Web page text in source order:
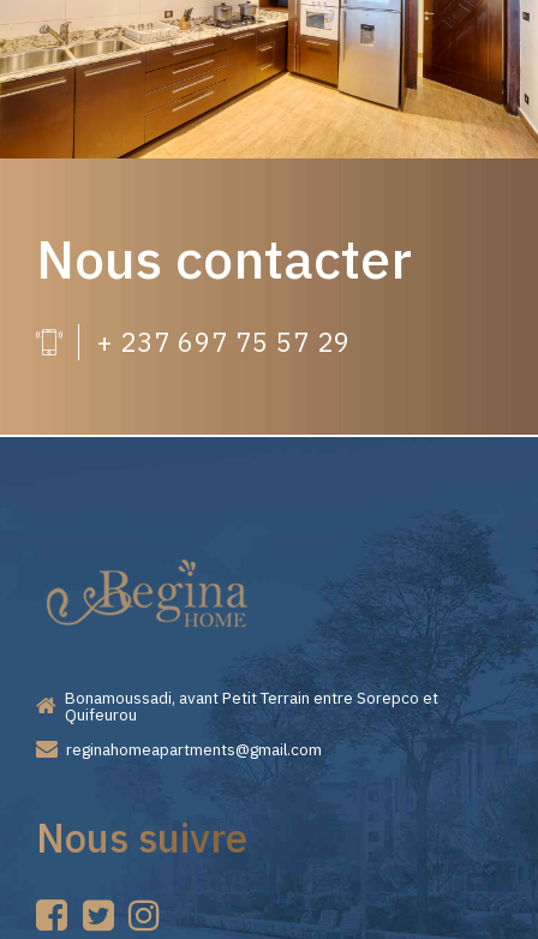
Nous contacter
+ 237 697 75 57 29
Casino
—
Premiers
Pas
sur
Choisir
Lizaro
Casino
pour
vos
Bonamoussadi, avant Petit Terrain entre Sorepco et
Quifeurou
reginahomeapartments@gmail.com
Nous suivre